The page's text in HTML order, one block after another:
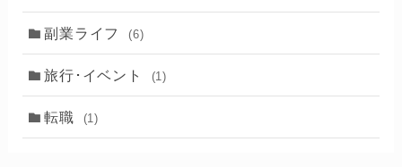
副業ライフ (6)
旅行･イベント (1)
転職 (1)